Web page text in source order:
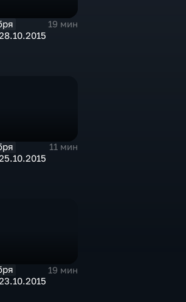
19 мин
11 мин
19 мин